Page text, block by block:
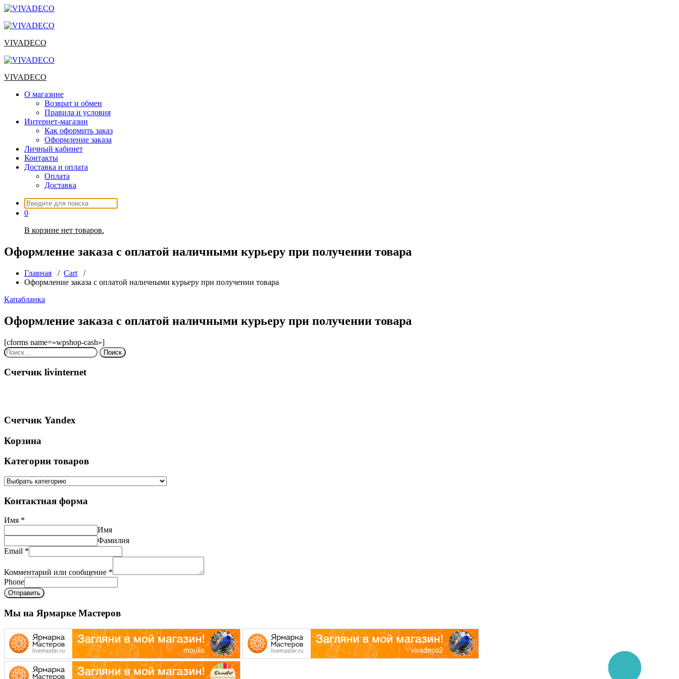
Перейти
содержимому
VIVADECO
VIVADECO
О магазине
Возврат и обмен
Правила и условия
Интернет-магазин
Как оформить заказ
Оформление заказа
Личный кабинет
Контакты
Доставка и оплата
Оплата
Доставка
Искать:
0
В корзине нет товаров.
Оформление заказа с оплатой наличными курьеру при получении товара
Главная / Cart /
Оформление заказа с оплатой наличными курьеру при получении товара
Капабланка
Оформление заказа с оплатой наличными курьеру при получении товара
[cforms name=»wpshop-cash»]
Найти:
Счетчик livinternet
Счетчик Yandex
Корзина
Категории товаров
Контактная форма
Имя *
Имя
Фамилия
Email *
Комментарий или сообщение *
Phone
Отправить
Мы на Ярмарке Мастеров
Заказать